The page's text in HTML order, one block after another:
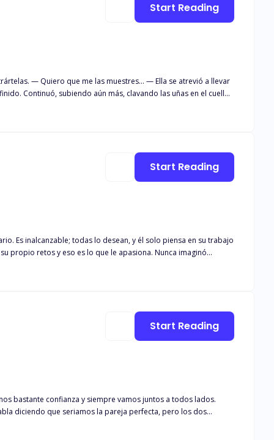
a llevar
Continuó, subiendo aún más, clavando las uñas en el cuello
a
Start Reading
Es inalcanzable; todas lo desean, y él solo piensa en su trabajo
propio retos y eso es lo que le apasiona. Nunca imaginó
e inteligente. Tiene ambiciones y confía en sí misma para
Start Reading
bastante confianza y siempre vamos juntos a todos lados.
diciendo que seriamos la pareja perfecta, pero los dos
Start Reading